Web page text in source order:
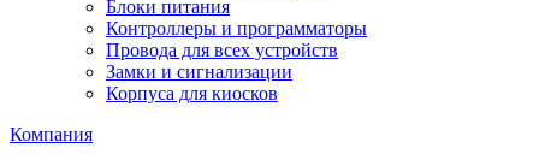
Блоки питания
Контроллеры и программаторы
Провода для всех устройств
Замки и сигнализации
Корпуса для киосков
Компания